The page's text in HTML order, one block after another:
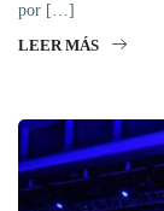
por […]
LEER MÁS